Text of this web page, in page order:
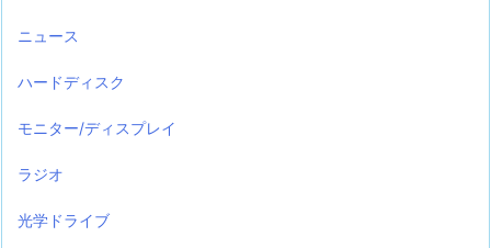
ニュース
ハードディスク
モニター/ディスプレイ
ラジオ
光学ドライブ